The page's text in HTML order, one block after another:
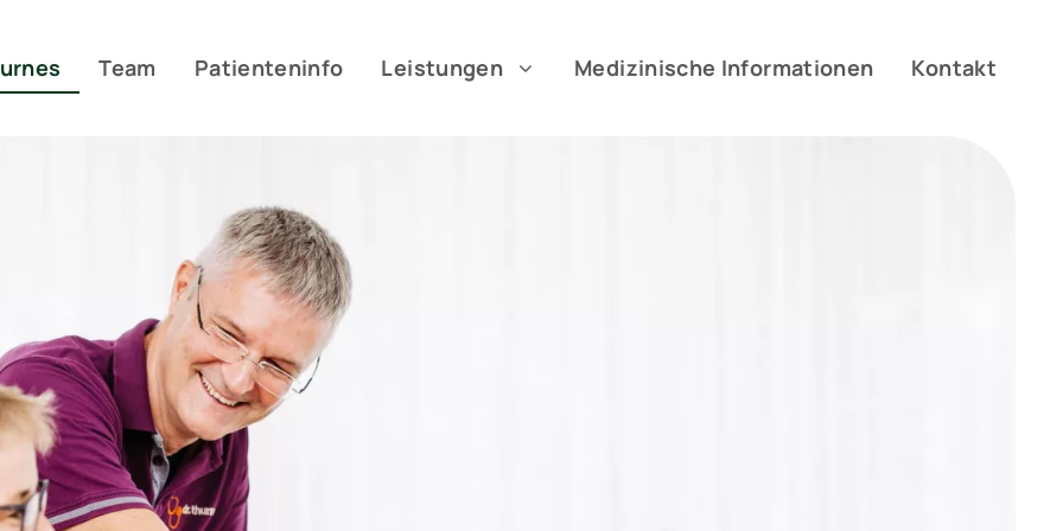
Team Patienteninfo Leistungen Medizinische Informationen Kontakt